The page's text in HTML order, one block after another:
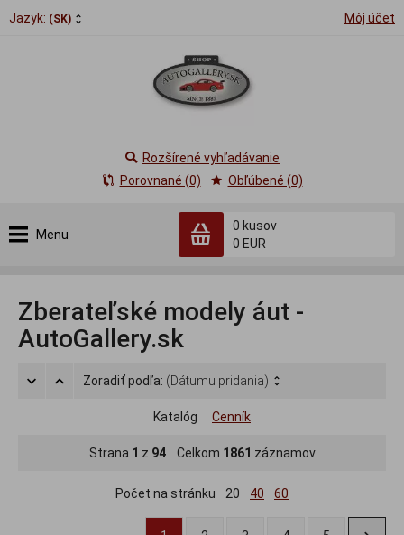
Jazyk: (SK) Môj účet
Menu
0 kusov
0 EUR
Rozšírené vyhľadávanie
Porovnané (0)
Obľúbené (0)
Zberateľské modely áut -
AutoGallery.sk
Zoradiť podľa: (Dátumu pridania)
Katalóg Cenník
Strana 1 z 94Celkom 1861 záznamov
Počet na stránku 20 40 60